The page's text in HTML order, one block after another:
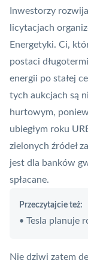
Inwestorzy
licytacjach
Energetyki. Ci,
postaci
energii po stałej
tych aukcjach są
hurtowym,
ubiegłym roku
zielonych źródeł
jest dla banków
spłacane.
Przeczytajcie też:
• Tesla planuje
Nie dziwi zatem